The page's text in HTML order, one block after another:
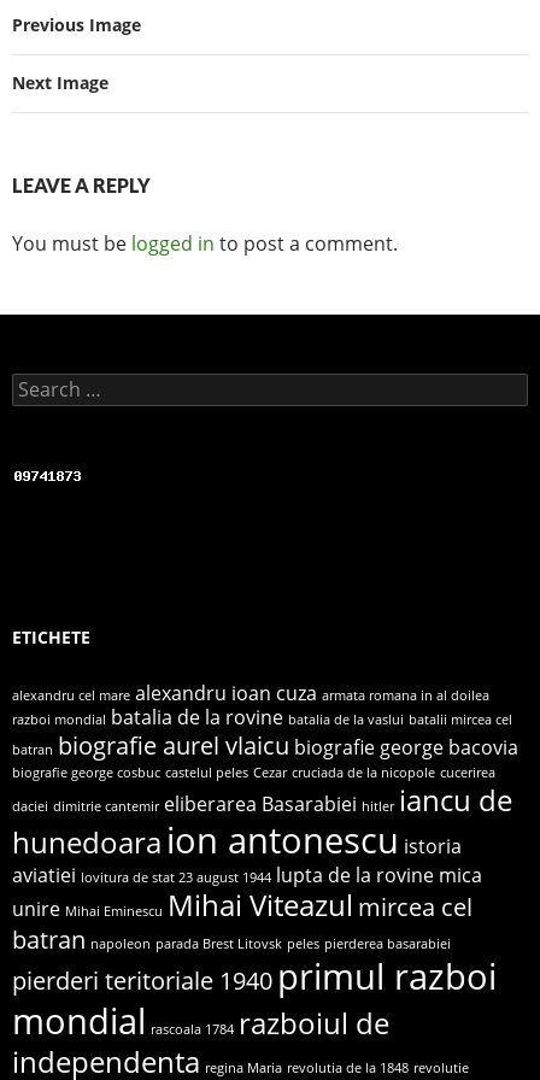
b
o
o
t
t
e
a
r
e
Previous Image
Next Image
LEAVE A REPLY
You must be logged in to post a comment.
Search for:
ETICHETE
alexandru cel mare alexandru ioan cuza armata romana in al doilea
razboi mondial batalia de la rovine batalia de la vaslui batalii mircea cel
batran biografie aurel vlaicu biografie george bacovia
biografie george cosbuc castelul peles Cezar cruciada de la nicopole cucerirea
daciei dimitrie cantemir eliberarea Basarabiei hitler iancu de
hunedoara ion antonescu istoria
aviatiei lovitura de stat 23 august 1944 lupta de la rovine mica
unire Mihai Eminescu Mihai Viteazul mircea cel
batran napoleon parada Brest Litovsk peles pierderea basarabiei
pierderi teritoriale 1940 primul razboi
mondial rascoala 1784 razboiul de
independenta regina Maria revolutia de la 1848 revolutie